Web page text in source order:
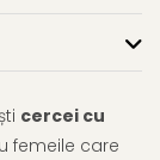
cercei cu
femeile care